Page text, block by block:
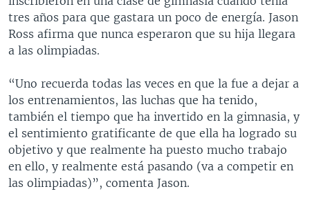
tres años para que gastara un poco de energía. Jason
Ross afirma que nunca esperaron que su hija llegara
a las olimpiadas.
“Uno recuerda todas las veces en que la fue a dejar a
los entrenamientos, las luchas que ha tenido,
también el tiempo que ha invertido en la gimnasia, y
el sentimiento gratificante de que ella ha logrado su
objetivo y que realmente ha puesto mucho trabajo
en ello, y realmente está pasando (va a competir en
las olimpiadas)”, comenta Jason.